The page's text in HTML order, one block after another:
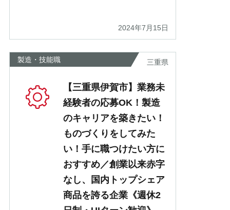
2024年7月15日
製造・技能職 三重県
【三重県伊賀市】業務未
経験者の応募OK！製造
のキャリアを築きたい！
ものづくりをしてみた
い！手に職つけたい方に
おすすめ／創業以来赤字
なし、国内トップシェア
商品を誇る企業《週休2